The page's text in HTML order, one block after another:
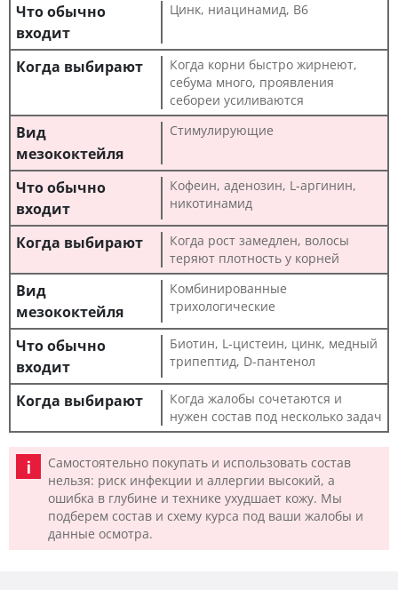
Цинк, ниацинамид, B6
Когда корни быстро жирнеют,
себума много, проявления
себореи усиливаются
Стимулирующие
Кофеин, аденозин, L-аргинин,
никотинамид
Когда рост замедлен, волосы
теряют плотность у корней
Комбинированные
трихологические
Биотин, L-цистеин, цинк, медный
трипептид, D-пантенол
Когда жалобы сочетаются и
нужен состав под несколько задач
Самостоятельно покупать и использовать состав
нельзя: риск инфекции и аллергии высокий, а
ошибка в глубине и технике ухудшает кожу. Мы
подберем состав и схему курса под ваши жалобы и
данные осмотра.